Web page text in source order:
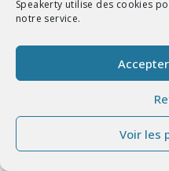
Speakerty utilise des cookies
notre service.
Voir les
Des